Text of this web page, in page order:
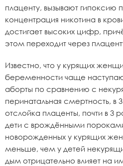
плаценту, вызывают гипоксию
концентрация никотина в
достигает высоких цифр,
этом переходит через
Известно, что у курящих
беременности чаще
аборты по сравнению с
перинатальная смертность, в
отслойка плаценты, почти в 3
дети с врождёнными
новорожденных у курящих
меньше, чем у детей
дым отрицательно влияет на